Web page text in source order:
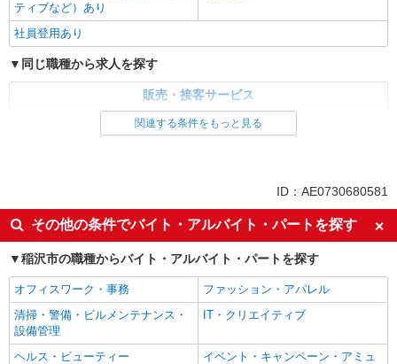
ティブなど）あり
社員登用あり
同じ職種から求人を探す
販売・接客サービス
英語が活かせる
ボーナス・賞与あり
日払い
車通勤OK
交通費支給
社会保険あり
社員登用あり
関連する条件をもっと見る
ID：AE0730680581
その他の条件でバイト・アルバイト・パートを探す
稲沢市の職種からバイト・アルバイト・パートを探す
オフィスワーク・事務
ファッション・アパレル
清掃・警備・ビルメンテナンス・
設備管理
IT・クリエイティブ
ヘルス・ビューティー
イベント・キャンペーン・アミュ